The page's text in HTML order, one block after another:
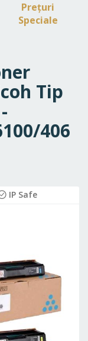
Prețuri
Speciale
Tip
406
IP Safe